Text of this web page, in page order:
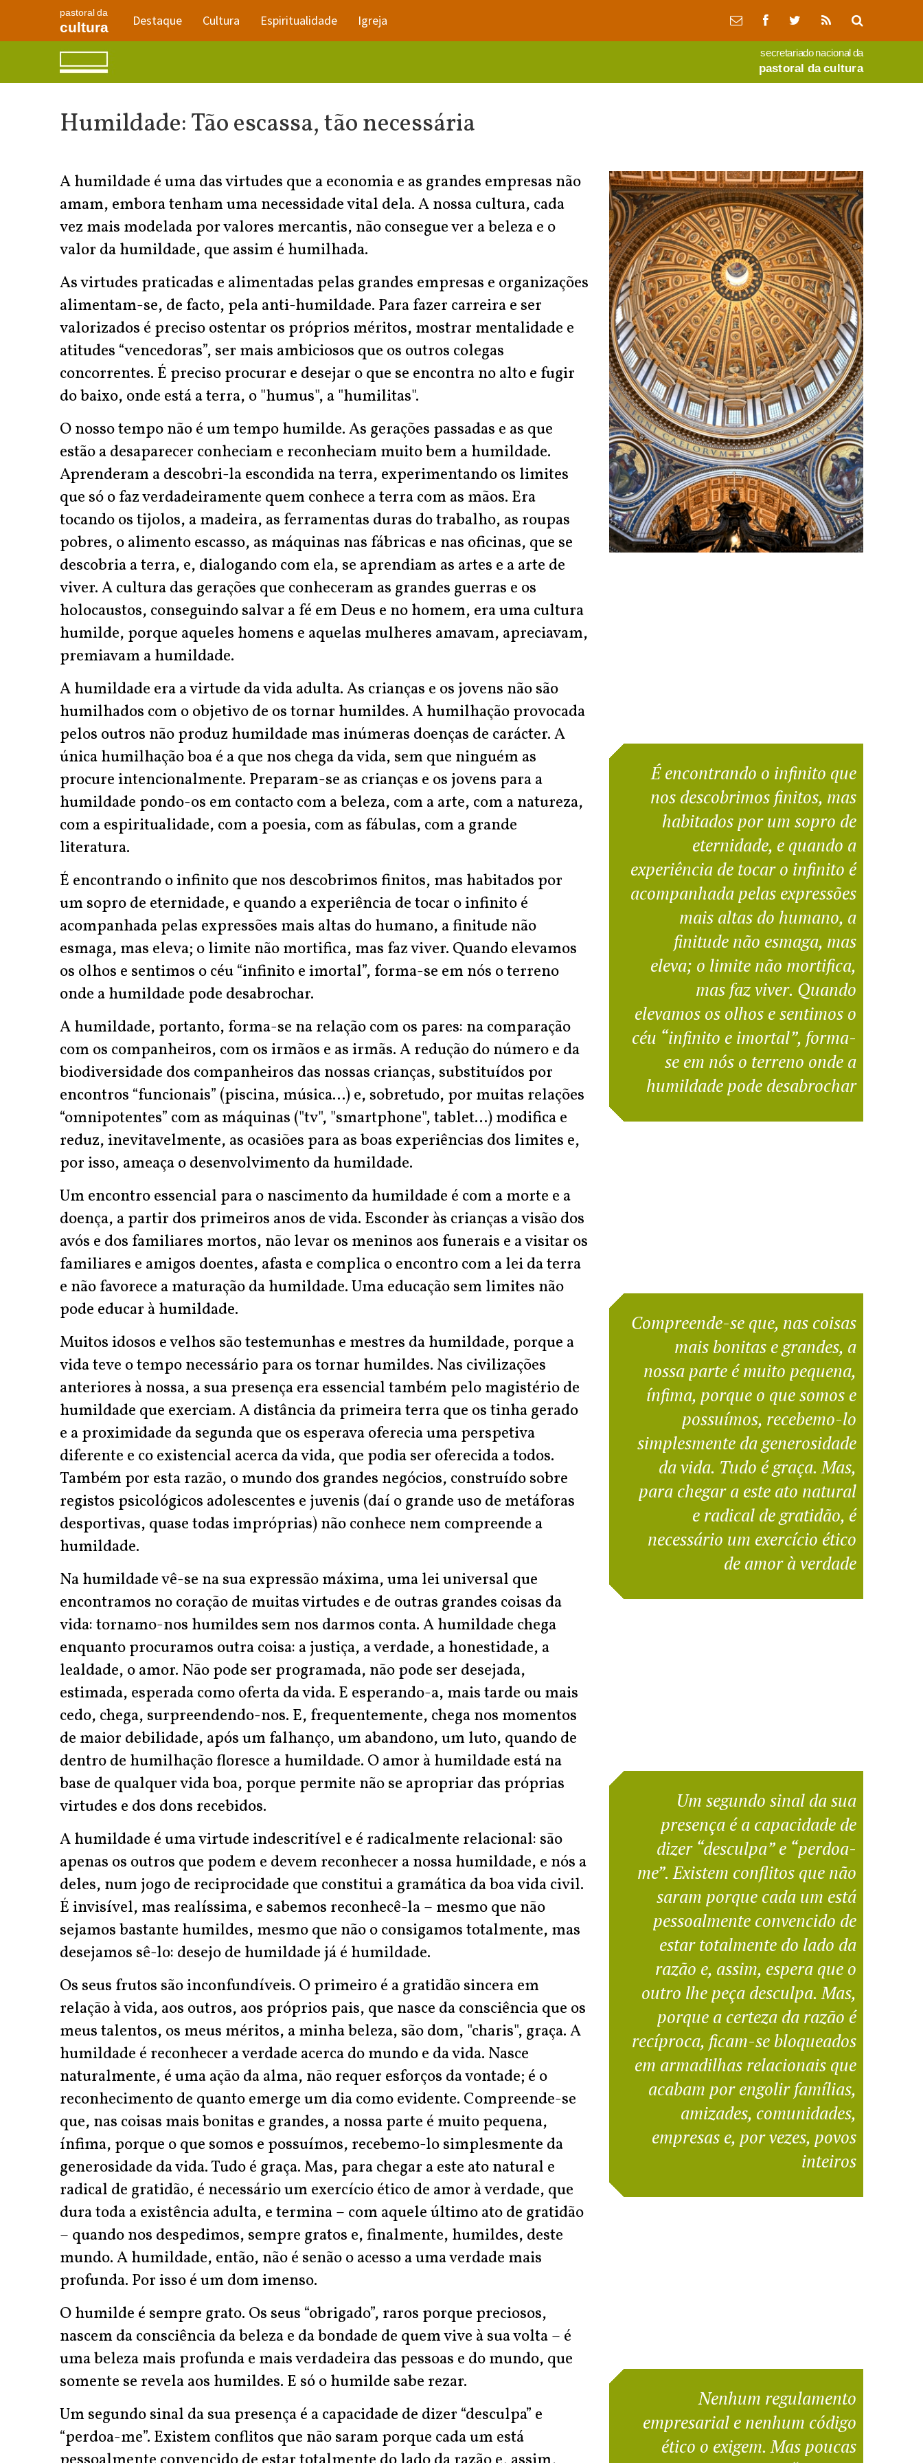
pastoral da
cultura Destaque Cultura Espiritualidade Igreja
secretariado nacional da
pastoral da cultura
Humildade: Tão escassa, tão necessária
A humildade é uma das virtudes que a economia e as grandes empresas não
amam, embora tenham uma necessidade vital dela. A nossa cultura, cada
vez mais modelada por valores mercantis, não consegue ver a beleza e o
valor da humildade, que assim é humilhada.
As virtudes praticadas e alimentadas pelas grandes empresas e organizações
alimentam-se, de facto, pela anti-humildade. Para fazer carreira e ser
valorizados é preciso ostentar os próprios méritos, mostrar mentalidade e
atitudes “vencedoras”, ser mais ambiciosos que os outros colegas
concorrentes. É preciso procurar e desejar o que se encontra no alto e fugir
do baixo, onde está a terra, o "humus", a "humilitas".
O nosso tempo não é um tempo humilde. As gerações passadas e as que
estão a desaparecer conheciam e reconheciam muito bem a humildade.
Aprenderam a descobri-la escondida na terra, experimentando os limites
que só o faz verdadeiramente quem conhece a terra com as mãos. Era
tocando os tijolos, a madeira, as ferramentas duras do trabalho, as roupas
pobres, o alimento escasso, as máquinas nas fábricas e nas oficinas, que se
descobria a terra, e, dialogando com ela, se aprendiam as artes e a arte de
viver. A cultura das gerações que conheceram as grandes guerras e os
holocaustos, conseguindo salvar a fé em Deus e no homem, era uma cultura
humilde, porque aqueles homens e aquelas mulheres amavam, apreciavam,
premiavam a humildade.
A humildade era a virtude da vida adulta. As crianças e os jovens não são
humilhados com o objetivo de os tornar humildes. A humilhação provocada
pelos outros não produz humildade mas inúmeras doenças de carácter. A
única humilhação boa é a que nos chega da vida, sem que ninguém as
procure intencionalmente. Preparam-se as crianças e os jovens para a
humildade pondo-os em contacto com a beleza, com a arte, com a natureza,
com a espiritualidade, com a poesia, com as fábulas, com a grande
literatura.
É encontrando o infinito que nos descobrimos finitos, mas habitados por
um sopro de eternidade, e quando a experiência de tocar o infinito é
acompanhada pelas expressões mais altas do humano, a finitude não
esmaga, mas eleva; o limite não mortifica, mas faz viver. Quando elevamos
os olhos e sentimos o céu “infinito e imortal”, forma-se em nós o terreno
onde a humildade pode desabrochar.
A humildade, portanto, forma-se na relação com os pares: na comparação
com os companheiros, com os irmãos e as irmãs. A redução do número e da
biodiversidade dos companheiros das nossas crianças, substituídos por
encontros “funcionais” (piscina, música…) e, sobretudo, por muitas relações
“omnipotentes” com as máquinas ("tv", "smartphone", tablet…) modifica e
reduz, inevitavelmente, as ocasiões para as boas experiências dos limites e,
por isso, ameaça o desenvolvimento da humildade.
Um encontro essencial para o nascimento da humildade é com a morte e a
doença, a partir dos primeiros anos de vida. Esconder às crianças a visão dos
avós e dos familiares mortos, não levar os meninos aos funerais e a visitar os
familiares e amigos doentes, afasta e complica o encontro com a lei da terra
e não favorece a maturação da humildade. Uma educação sem limites não
pode educar à humildade.
Muitos idosos e velhos são testemunhas e mestres da humildade, porque a
vida teve o tempo necessário para os tornar humildes. Nas civilizações
anteriores à nossa, a sua presença era essencial também pelo magistério de
humildade que exerciam. A distância da primeira terra que os tinha gerado
e a proximidade da segunda que os esperava oferecia uma perspetiva
diferente e co existencial acerca da vida, que podia ser oferecida a todos.
Também por esta razão, o mundo dos grandes negócios, construído sobre
registos psicológicos adolescentes e juvenis (daí o grande uso de metáforas
desportivas, quase todas impróprias) não conhece nem compreende a
humildade.
Na humildade vê-se na sua expressão máxima, uma lei universal que
encontramos no coração de muitas virtudes e de outras grandes coisas da
vida: tornamo-nos humildes sem nos darmos conta. A humildade chega
enquanto procuramos outra coisa: a justiça, a verdade, a honestidade, a
lealdade, o amor. Não pode ser programada, não pode ser desejada,
estimada, esperada como oferta da vida. E esperando-a, mais tarde ou mais
cedo, chega, surpreendendo-nos. E, frequentemente, chega nos momentos
de maior debilidade, após um falhanço, um abandono, um luto, quando de
dentro de humilhação floresce a humildade. O amor à humildade está na
base de qualquer vida boa, porque permite não se apropriar das próprias
virtudes e dos dons recebidos.
A humildade é uma virtude indescritível e é radicalmente relacional: são
apenas os outros que podem e devem reconhecer a nossa humildade, e nós a
deles, num jogo de reciprocidade que constitui a gramática da boa vida civil.
É invisível, mas realíssima, e sabemos reconhecê-la – mesmo que não
sejamos bastante humildes, mesmo que não o consigamos totalmente, mas
desejamos sê-lo: desejo de humildade já é humildade.
Os seus frutos são inconfundíveis. O primeiro é a gratidão sincera em
relação à vida, aos outros, aos próprios pais, que nasce da consciência que os
meus talentos, os meus méritos, a minha beleza, são dom, "charis", graça. A
humildade é reconhecer a verdade acerca do mundo e da vida. Nasce
naturalmente, é uma ação da alma, não requer esforços da vontade; é o
reconhecimento de quanto emerge um dia como evidente. Compreende-se
que, nas coisas mais bonitas e grandes, a nossa parte é muito pequena,
ínfima, porque o que somos e possuímos, recebemo-lo simplesmente da
generosidade da vida. Tudo é graça. Mas, para chegar a este ato natural e
radical de gratidão, é necessário um exercício ético de amor à verdade, que
dura toda a existência adulta, e termina – com aquele último ato de gratidão
– quando nos despedimos, sempre gratos e, finalmente, humildes, deste
mundo. A humildade, então, não é senão o acesso a uma verdade mais
profunda. Por isso é um dom imenso.
O humilde é sempre grato. Os seus “obrigado”, raros porque preciosos,
nascem da consciência da beleza e da bondade de quem vive à sua volta – é
uma beleza mais profunda e mais verdadeira das pessoas e do mundo, que
somente se revela aos humildes. E só o humilde sabe rezar.
Um segundo sinal da sua presença é a capacidade de dizer “desculpa” e
“perdoa-me”. Existem conflitos que não saram porque cada um está
É encontrando o infinito que
nos descobrimos finitos, mas
habitados por um sopro de
eternidade, e quando a
experiência de tocar o infinito é
acompanhada pelas expressões
mais altas do humano, a
finitude não esmaga, mas
eleva; o limite não mortifica,
mas faz viver. Quando
elevamos os olhos e sentimos o
céu “infinito e imortal”, forma-
se em nós o terreno onde a
humildade pode desabrochar
Compreende-se que, nas coisas
mais bonitas e grandes, a
nossa parte é muito pequena,
ínfima, porque o que somos e
possuímos, recebemo-lo
simplesmente da generosidade
da vida. Tudo é graça. Mas,
para chegar a este ato natural
e radical de gratidão, é
necessário um exercício ético
de amor à verdade
Um segundo sinal da sua
presença é a capacidade de
dizer “desculpa” e “perdoa-
me”. Existem conflitos que não
saram porque cada um está
pessoalmente convencido de
estar totalmente do lado da
razão e, assim, espera que o
outro lhe peça desculpa. Mas,
porque a certeza da razão é
recíproca, ficam-se bloqueados
em armadilhas relacionais que
acabam por engolir famílias,
amizades, comunidades,
empresas e, por vezes, povos
inteiros
Nenhum regulamento
empresarial e nenhum código
ético o exigem. Mas poucas